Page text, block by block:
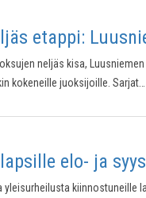
etappi:
neljäs kisa,
kokeneille juoksijoille. Sarjat…
elo- ja